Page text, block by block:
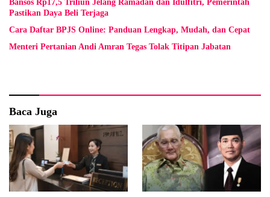
Bansos Rp17,5 Triliun Jelang Ramadan dan Idulfitri, Pemerintah
Pastikan Daya Beli Terjaga
Cara Daftar BPJS Online: Panduan Lengkap, Mudah, dan Cepat
Menteri Pertanian Andi Amran Tegas Tolak Titipan Jabatan
Baca Juga